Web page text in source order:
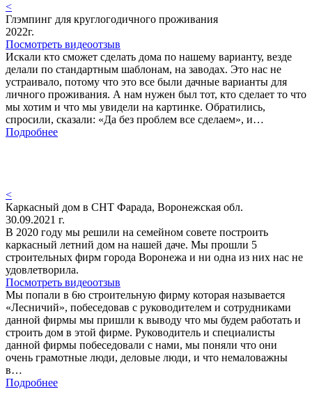
<
Глэмпинг для круглогодичного проживания
2022г.
Посмотреть видеоотзыв
Искали кто сможет сделать дома по нашему варианту, везде
делали по стандартным шаблонам, на заводах. Это нас не
устраивало, потому что это все были дачные варианты для
личного проживания. А нам нужен был тот, кто сделает то что
мы хотим и что мы увидели на картинке. Обратились,
спросили, сказали: «Да без проблем все сделаем», и…
Подробнее
<
Каркасный дом в СНТ Фарада, Воронежская обл.
30.09.2021 г.
В 2020 году мы решили на семейном совете построить
каркасный летний дом на нашей даче. Мы прошли 5
строительных фирм города Воронежа и ни одна из них нас не
удовлетворила.
Посмотреть видеоотзыв
Мы попали в 6ю строительную фирму которая называется
«Лесничий», побеседовав с руководителем и сотрудниками
данной фирмы мы пришли к выводу что мы будем работать и
строить дом в этой фирме. Руководитель и специалисты
данной фирмы побеседовали с нами, мы поняли что они
очень грамотные люди, деловые люди, и что немаловажны
в…
Подробнее